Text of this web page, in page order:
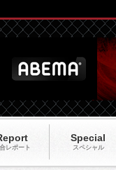
レポート
Special
スペシャル